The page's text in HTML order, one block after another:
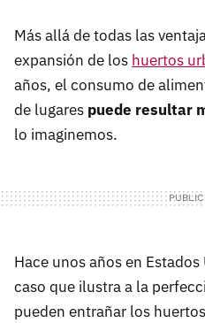
Más allá de todas las
expansión de los huertos
años, el consumo de
de lugares puede resultar
lo imaginemos.
Hace unos años en
caso que ilustra a la
pueden entrañar los